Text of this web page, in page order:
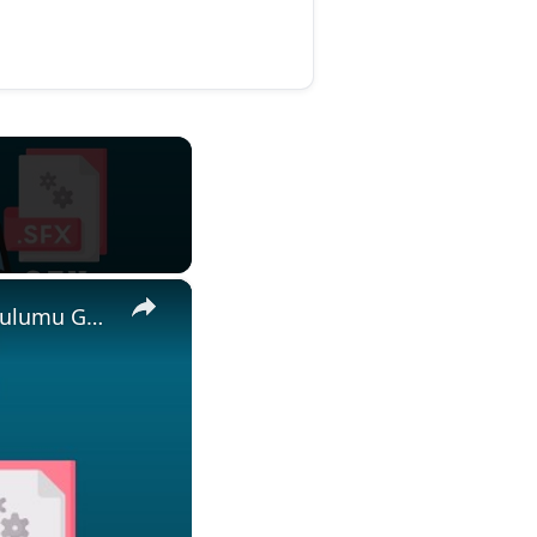
×
📦 ZIP'i SFX'e Çevrimiçi Ücretsiz Nasıl Dönüştürülür | Yazılım Kurulumu Gerekmez